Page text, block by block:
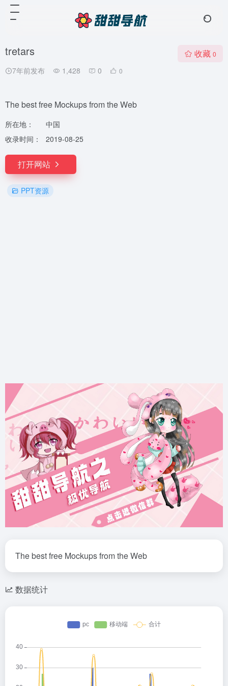
tretars
7年前发布 1,428 0 0
收藏 0
The best free Mockups from the Web
所在地：
中国
收录时间：
2019-08-25
打开网站
PPT资源
The best free Mockups from the Web
数据统计